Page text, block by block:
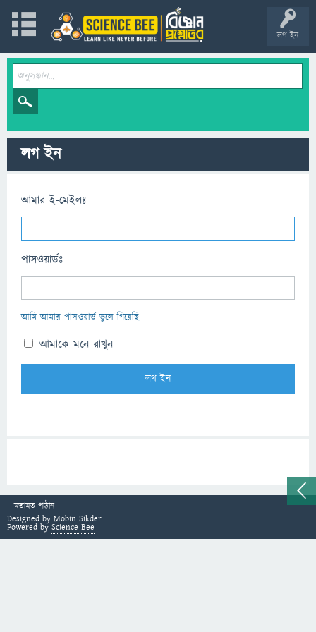
লগ ইন
লগ ইন
আমার ই-মেইলঃ
পাসওয়ার্ডঃ
আমি আমার পাসওয়ার্ড ভুলে গিয়েছি
আমাকে মনে রাখুন
মতামত পাঠান
Designed by Mobin Sikder
Powered by Science Bee